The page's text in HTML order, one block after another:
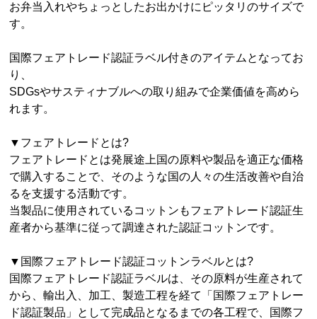
お弁当入れやちょっとしたお出かけにピッタリのサイズで
す。
国際フェアトレード認証ラベル付きのアイテムとなってお
り、
SDGsやサスティナブルへの取り組みで企業価値を高めら
れます。
▼フェアトレードとは?
フェアトレードとは発展途上国の原料や製品を適正な価格
で購入することで、そのような国の人々の生活改善や自治
るを支援する活動です。
当製品に使用されているコットンもフェアトレード認証生
産者から基準に従って調達された認証コットンです。
▼国際フェアトレード認証コットンラベルとは?
国際フェアトレード認証ラベルは、その原料が生産されて
から、輸出入、加工、製造工程を経て「国際フェアトレー
ド認証製品」として完成品となるまでの各工程で、国際フ